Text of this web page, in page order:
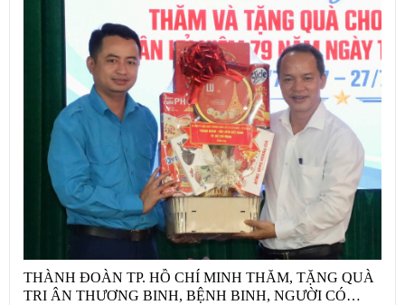
THÀNH ĐOÀN TP. HỒ CHÍ MINH THĂM, TẶNG QUÀ
TRI ÂN THƯƠNG BINH, BỆNH BINH, NGƯỜI CÓ